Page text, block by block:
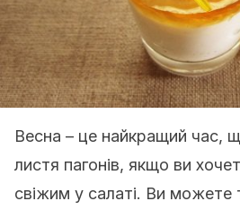
Весна – це найкращий час,
листя пагонів, якщо ви
свіжим у салаті. Ви можете